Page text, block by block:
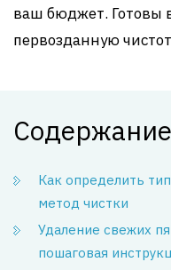
ваш бюджет. Готовы
первозданную
Содержание
Как определить
метод чистки
Удаление свежих
пошаговая